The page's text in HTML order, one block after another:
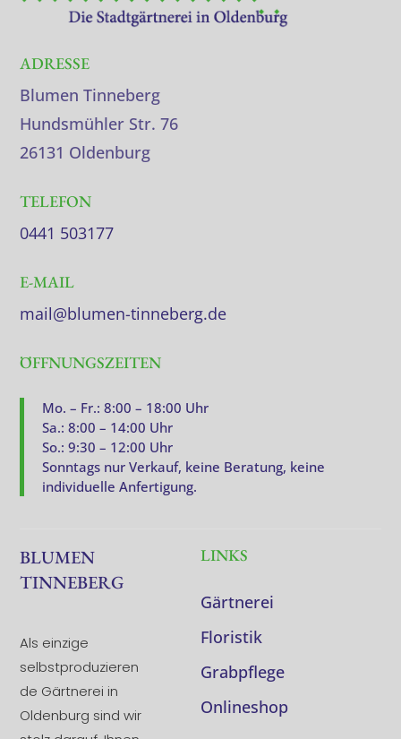
ADRESSE
Blumen Tinneberg
Hundsmühler Str. 76
26131 Oldenburg
TELEFON
0441 503177
E-MAIL
mail@blumen-tinneberg.de
ÖFFNUNGSZEITEN
Mo. – Fr.: 8:00 – 18:00 Uhr
Sa.: 8:00 – 14:00 Uhr
So.: 9:30 – 12:00 Uhr
Sonntags nur Verkauf, keine Beratung, keine
individuelle Anfertigung.
BLUMEN
TINNEBERG
Als einzige
selbstproduzieren
de Gärtnerei in
Oldenburg sind wir
LINKS
Gärtnerei
Floristik
Grabpflege
Onlineshop